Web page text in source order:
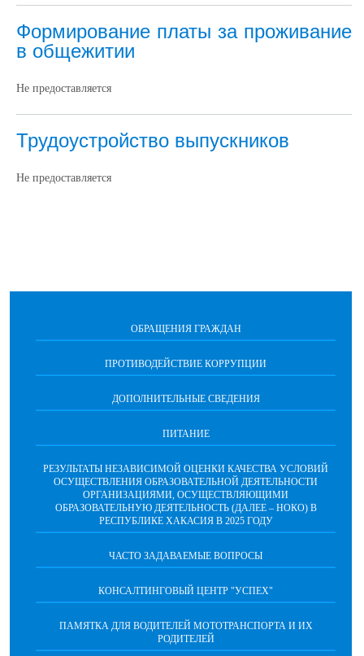
Формирование платы за проживание
в общежитии
Не предоставляется
Трудоустройство выпускников
Не предоставляется
ОБРАЩЕНИЯ ГРАЖДАН
ПРОТИВОДЕЙСТВИЕ КОРРУПЦИИ
ДОПОЛНИТЕЛЬНЫЕ СВЕДЕНИЯ
ПИТАНИЕ
РЕЗУЛЬТАТЫ НЕЗАВИСИМОЙ ОЦЕНКИ КАЧЕСТВА УСЛОВИЙ
ОСУЩЕСТВЛЕНИЯ ОБРАЗОВАТЕЛЬНОЙ ДЕЯТЕЛЬНОСТИ
ОРГАНИЗАЦИЯМИ, ОСУЩЕСТВЛЯЮЩИМИ
ОБРАЗОВАТЕЛЬНУЮ ДЕЯТЕЛЬНОСТЬ (ДАЛЕЕ – НОКО) В
РЕСПУБЛИКЕ ХАКАСИЯ В 2025 ГОДУ
ЧАСТО ЗАДАВАЕМЫЕ ВОПРОСЫ
КОНСАЛТИНГОВЫЙ ЦЕНТР "УСПЕХ"
ПАМЯТКА ДЛЯ ВОДИТЕЛЕЙ МОТОТРАНСПОРТА И ИХ
РОДИТЕЛЕЙ